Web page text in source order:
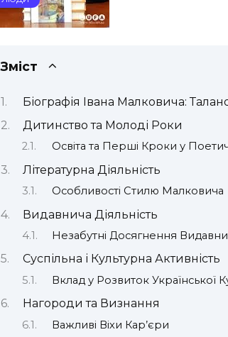
Зміст
Біографія Івана Малковича:
Дитинство та Молоді Роки
Освіта та Перші Кроки у
Літературна Діяльність
Особливості Стилю Малковича
Видавнича Діяльність
Незабутні Досягнення
Суспільна і Культурна Активність
Вклад у Розвиток Української
Нагороди та Визнання
Важливі Віхи Кар’єри